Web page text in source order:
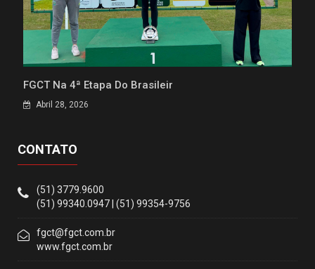
FGCT Na 4ª Etapa Do Brasileir
Abril 28, 2026
CONTATO
(51) 3779.9600
(51) 99340.0947 | (51) 99354-9756
fgct@fgct.com.br
www.fgct.com.br